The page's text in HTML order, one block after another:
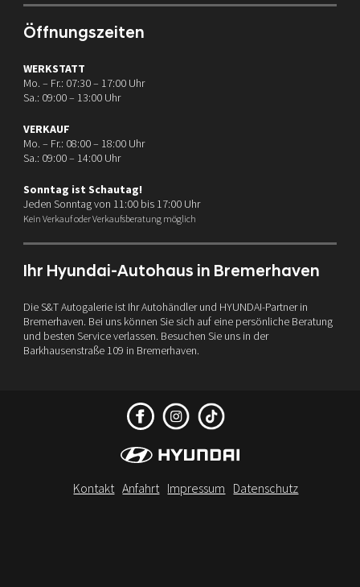
Öffnungszeiten
WERKSTATT
Mo. – Fr.: 07:30 – 17:00 Uhr
Sa.: 09:00 – 13:00 Uhr
VERKAUF
Mo. – Fr.: 08:00 – 18:00 Uhr
Sa.: 09:00 – 14:00 Uhr
Sonntag ist Schautag!
Jeden Sonntag von 11:00 bis 17:00 Uhr
Kein Verkauf oder Verkaufsberatung möglich
Ihr Hyundai-Autohaus in Bremerhaven
Die S&T Autogalerie ist Ihr Autohändler und HYUNDAI-Partner in
Bremerhaven. Bei uns können Sie sich auf eine persönliche Beratung
und besten Service verlassen. Besuchen Sie uns in der
Barkhausenstraße 109 in Bremerhaven.
Kontakt Anfahrt Impressum Datenschutz